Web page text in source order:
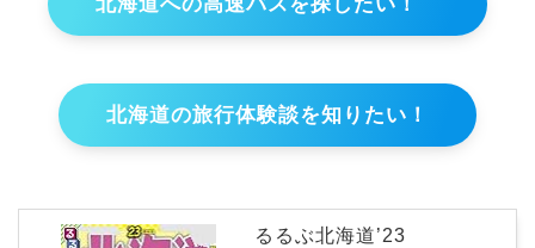
北海道の旅行体験談を知りたい！
るるぶ北海道’23